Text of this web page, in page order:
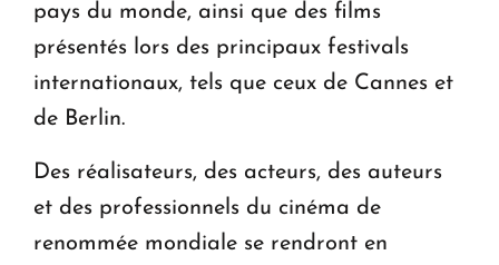
pays du monde, ainsi que des films
présentés lors des principaux festivals
internationaux, tels que ceux de Cannes et
de Berlin.
Des réalisateurs, des acteurs, des auteurs
et des professionnels du cinéma de
renommée mondiale se rendront en